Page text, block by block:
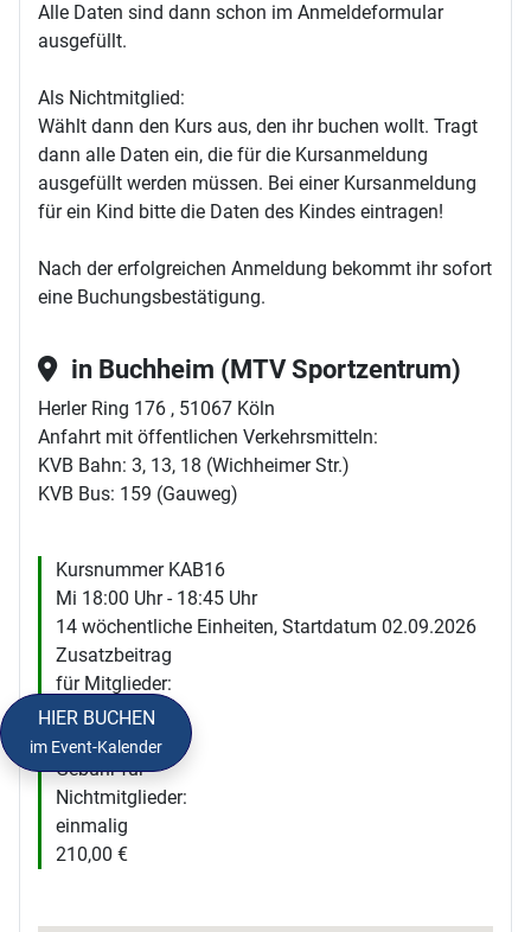
Alle Daten sind dann schon im Anmeldeformular
ausgefüllt.
Als Nichtmitglied:
Wählt dann den Kurs aus, den ihr buchen wollt. Tragt
dann alle Daten ein, die für die Kursanmeldung
ausgefüllt werden müssen. Bei einer Kursanmeldung
für ein Kind bitte die Daten des Kindes eintragen!
Nach der erfolgreichen Anmeldung bekommt ihr sofort
eine Buchungsbestätigung.
in Buchheim (MTV Sportzentrum)
Herler Ring 176 , 51067 Köln
Anfahrt mit öffentlichen Verkehrsmitteln:
KVB Bahn: 3, 13, 18 (Wichheimer Str.)
KVB Bus: 159 (Gauweg)
Kursnummer KAB16
Mi 18:00 Uhr - 18:45 Uhr
14 wöchentliche Einheiten, Startdatum 02.09.2026
Zusatzbeitrag
für Mitglieder:
einmalig
112,00 €
Gebühr für
Nichtmitglieder:
einmalig
210,00 €
HIER BUCHEN
im Event-Kalender